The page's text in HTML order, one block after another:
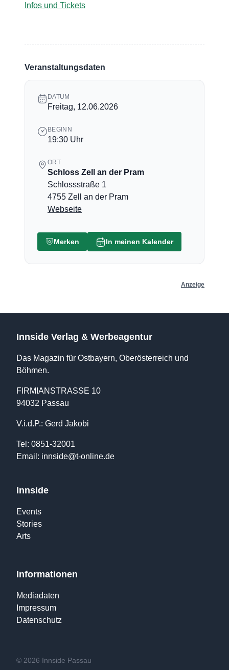
Infos und Tickets
Veranstaltungsdaten
DATUM
Freitag, 12.06.2026
BEGINN
19:30 Uhr
ORT
Schloss Zell an der Pram
Schlossstraße 1
4755 Zell an der Pram
Webseite
Merken In meinen Kalender
Anzeige
Innside Verlag & Werbeagentur
Das Magazin für Ostbayern, Oberösterreich und
Böhmen.
FIRMIANSTRASSE 10
94032 Passau
V.i.d.P.: Gerd Jakobi
Tel: 0851-32001
Email: innside@t-online.de
Innside
Events
Stories
Arts
Informationen
Mediadaten
Impressum
Datenschutz
© 2026 Innside Passau